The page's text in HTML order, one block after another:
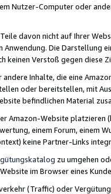
Nutzer-Computer oder
davon nicht auf Ihrer
Anwendung. Die Darstellung
keinen Verstoß gegen diese
andere Inhalte, die eine
oder bereitstellen, mit
befindlichen Material
Amazon-Website
einem Forum, einem
keine Partner-Links
zu umgehen
im Browser eines
(Traffic) oder